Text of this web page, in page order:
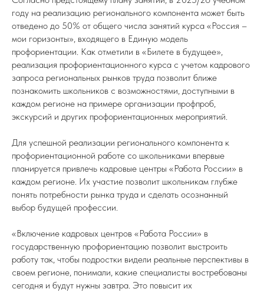
году на реализацию регионального компонента может быть
отведено до 50% от общего числа занятий курса «Россия –
мои горизонты», входящего в Единую модель
профориентации. Как отметили в «Билете в будущее»,
реализация профориентационного курса с учетом кадрового
запроса региональных рынков труда позволит ближе
познакомить школьников с возможностями, доступными в
каждом регионе на примере организации профпроб,
экскурсий и других профориентационных мероприятий.
Для успешной реализации регионального компонента к
профориентационной работе со школьниками впервые
планируется привлечь кадровые центры «Работа России» в
каждом регионе. Их участие позволит школьникам глубже
понять потребности рынка труда и сделать осознанный
выбор будущей профессии.
«Включение кадровых центров «Работа России» в
государственную профориентацию позволит выстроить
работу так, чтобы подростки видели реальные перспективы в
своем регионе, понимали, какие специалисты востребованы
сегодня и будут нужны завтра. Это повысит их